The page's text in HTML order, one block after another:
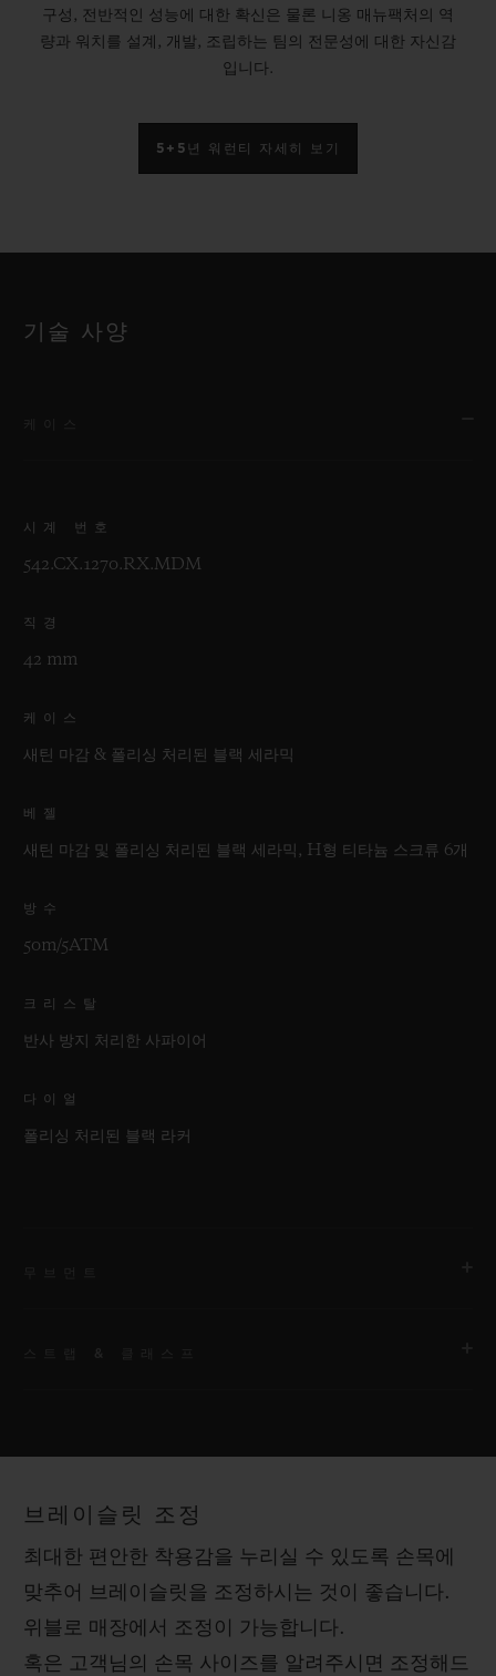
구성, 전반적인 성능에 대한 확신은 물론 니옹 매뉴팩처의 역
량과 워치를 설계, 개발, 조립하는 팀의 전문성에 대한 자신감
입니다.
5+5년 워런티 자세히 보기
기술 사양
시계 번호
542.CX.1270.RX.MDM
직경
42 mm
케이스
새틴 마감 & 폴리싱 처리된 블랙 세라믹
베젤
새틴 마감 및 폴리싱 처리된 블랙 세라믹, H형 티타늄 스크류 6개
방수
50m/5ATM
크리스탈
반사 방지 처리한 사파이어
다이얼
폴리싱 처리된 블랙 라커
약 48시간
스트랩
클래스프
블랙 세라믹 및 블랙 도금 티타늄 스페셜 디플로이언트 버클 클래
스프
브레이슬릿 조정
최대한 편안한 착용감을 누리실 수 있도록 손목에
맞추어 브레이슬릿을 조정하시는 것이 좋습니다.
위블로 매장에서 조정이 가능합니다.
혹은 고객님의 손목 사이즈를 알려주시면 조정해드